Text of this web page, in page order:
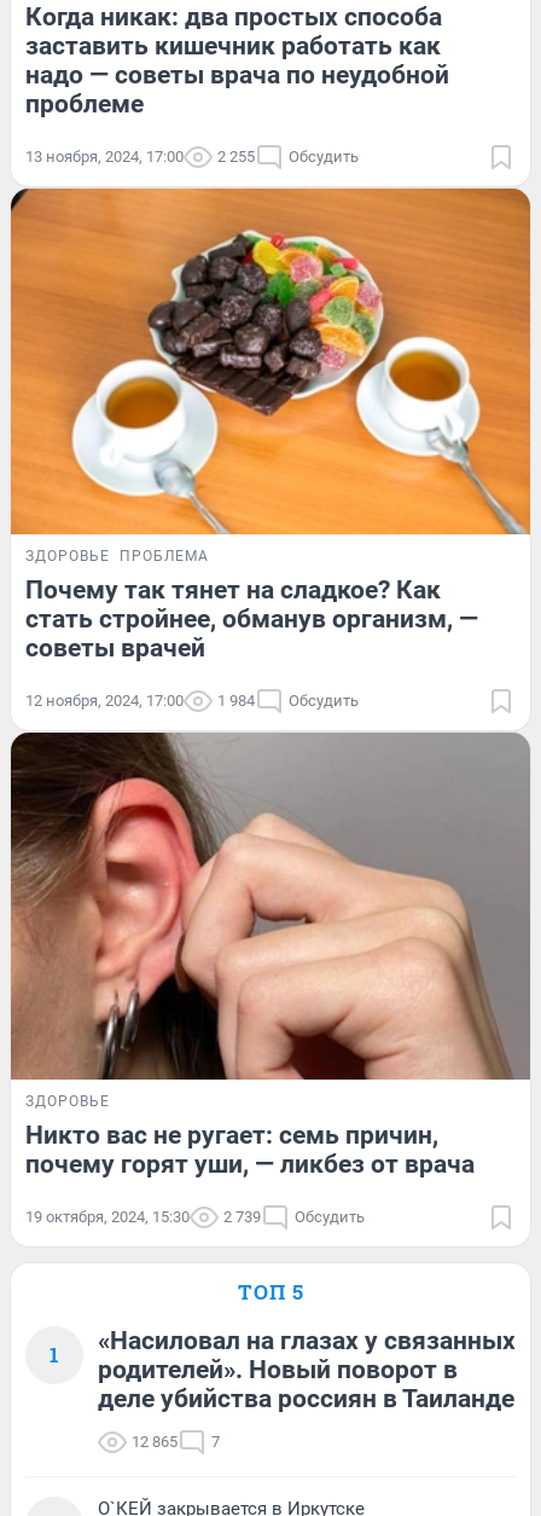
Когда никак: два простых способа
заставить кишечник работать как
надо — советы врача по неудобной
проблеме
13 ноября, 2024, 17:00 2 255 Обсудить
ЗДОРОВЬЕ ПРОБЛЕМА
Почему так тянет на сладкое? Как
стать стройнее, обманув организм, —
советы врачей
12 ноября, 2024, 17:00 1 984 Обсудить
ЗДОРОВЬЕ
Никто вас не ругает: семь причин,
почему горят уши, — ликбез от врача
19 октября, 2024, 15:30 2 739 Обсудить
ТОП 5
1
«Насиловал на глазах у связанных
родителей». Новый поворот в
деле убийства россиян в Таиланде
12 865 7
О`КЕЙ закрывается в Иркутске